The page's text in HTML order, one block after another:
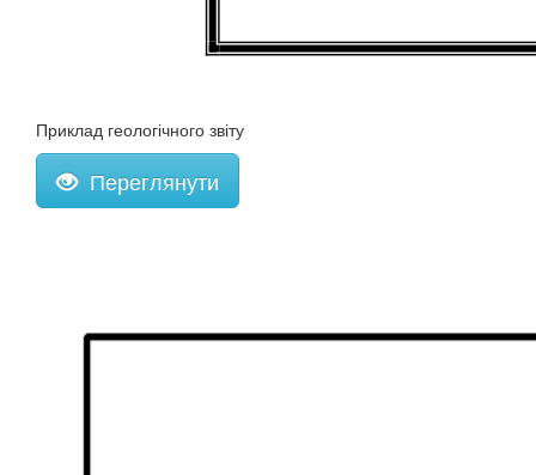
Приклад геологічного звіту
Переглянути